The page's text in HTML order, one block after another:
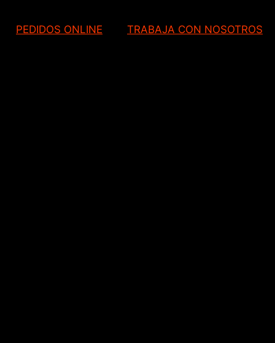
PEDIDOS ONLINE TRABAJA CON NOSOTROS